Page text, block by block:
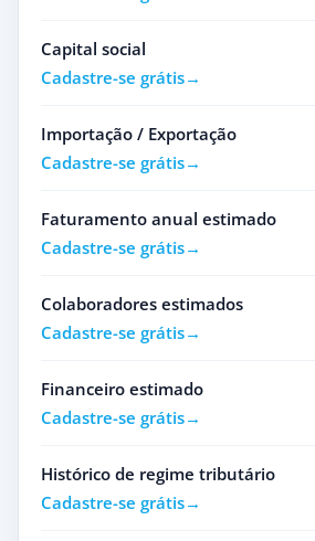
Capital social
Cadastre-se grátis
Importação / Exportação
Cadastre-se grátis
Faturamento anual estimado
Cadastre-se grátis
Colaboradores estimados
Cadastre-se grátis
Financeiro estimado
Cadastre-se grátis
Histórico de regime tributário
Cadastre-se grátis